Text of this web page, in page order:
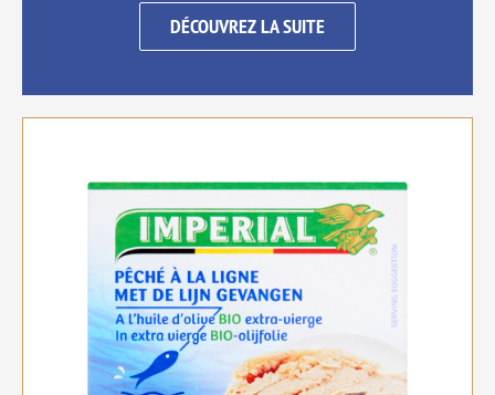
DÉCOUVREZ LA SUITE